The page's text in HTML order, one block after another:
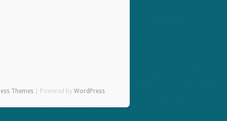
Themes | Powered by WordPress